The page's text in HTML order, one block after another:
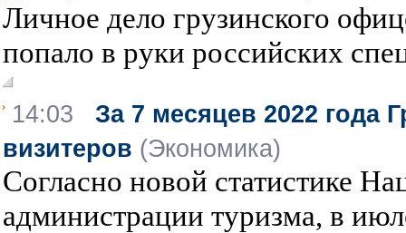
Личное дело грузинского
попало в руки российских
14:03 За 7 месяцев 2022 года
визитеров (Экономика)
Согласно новой статистике
администрации туризма, в